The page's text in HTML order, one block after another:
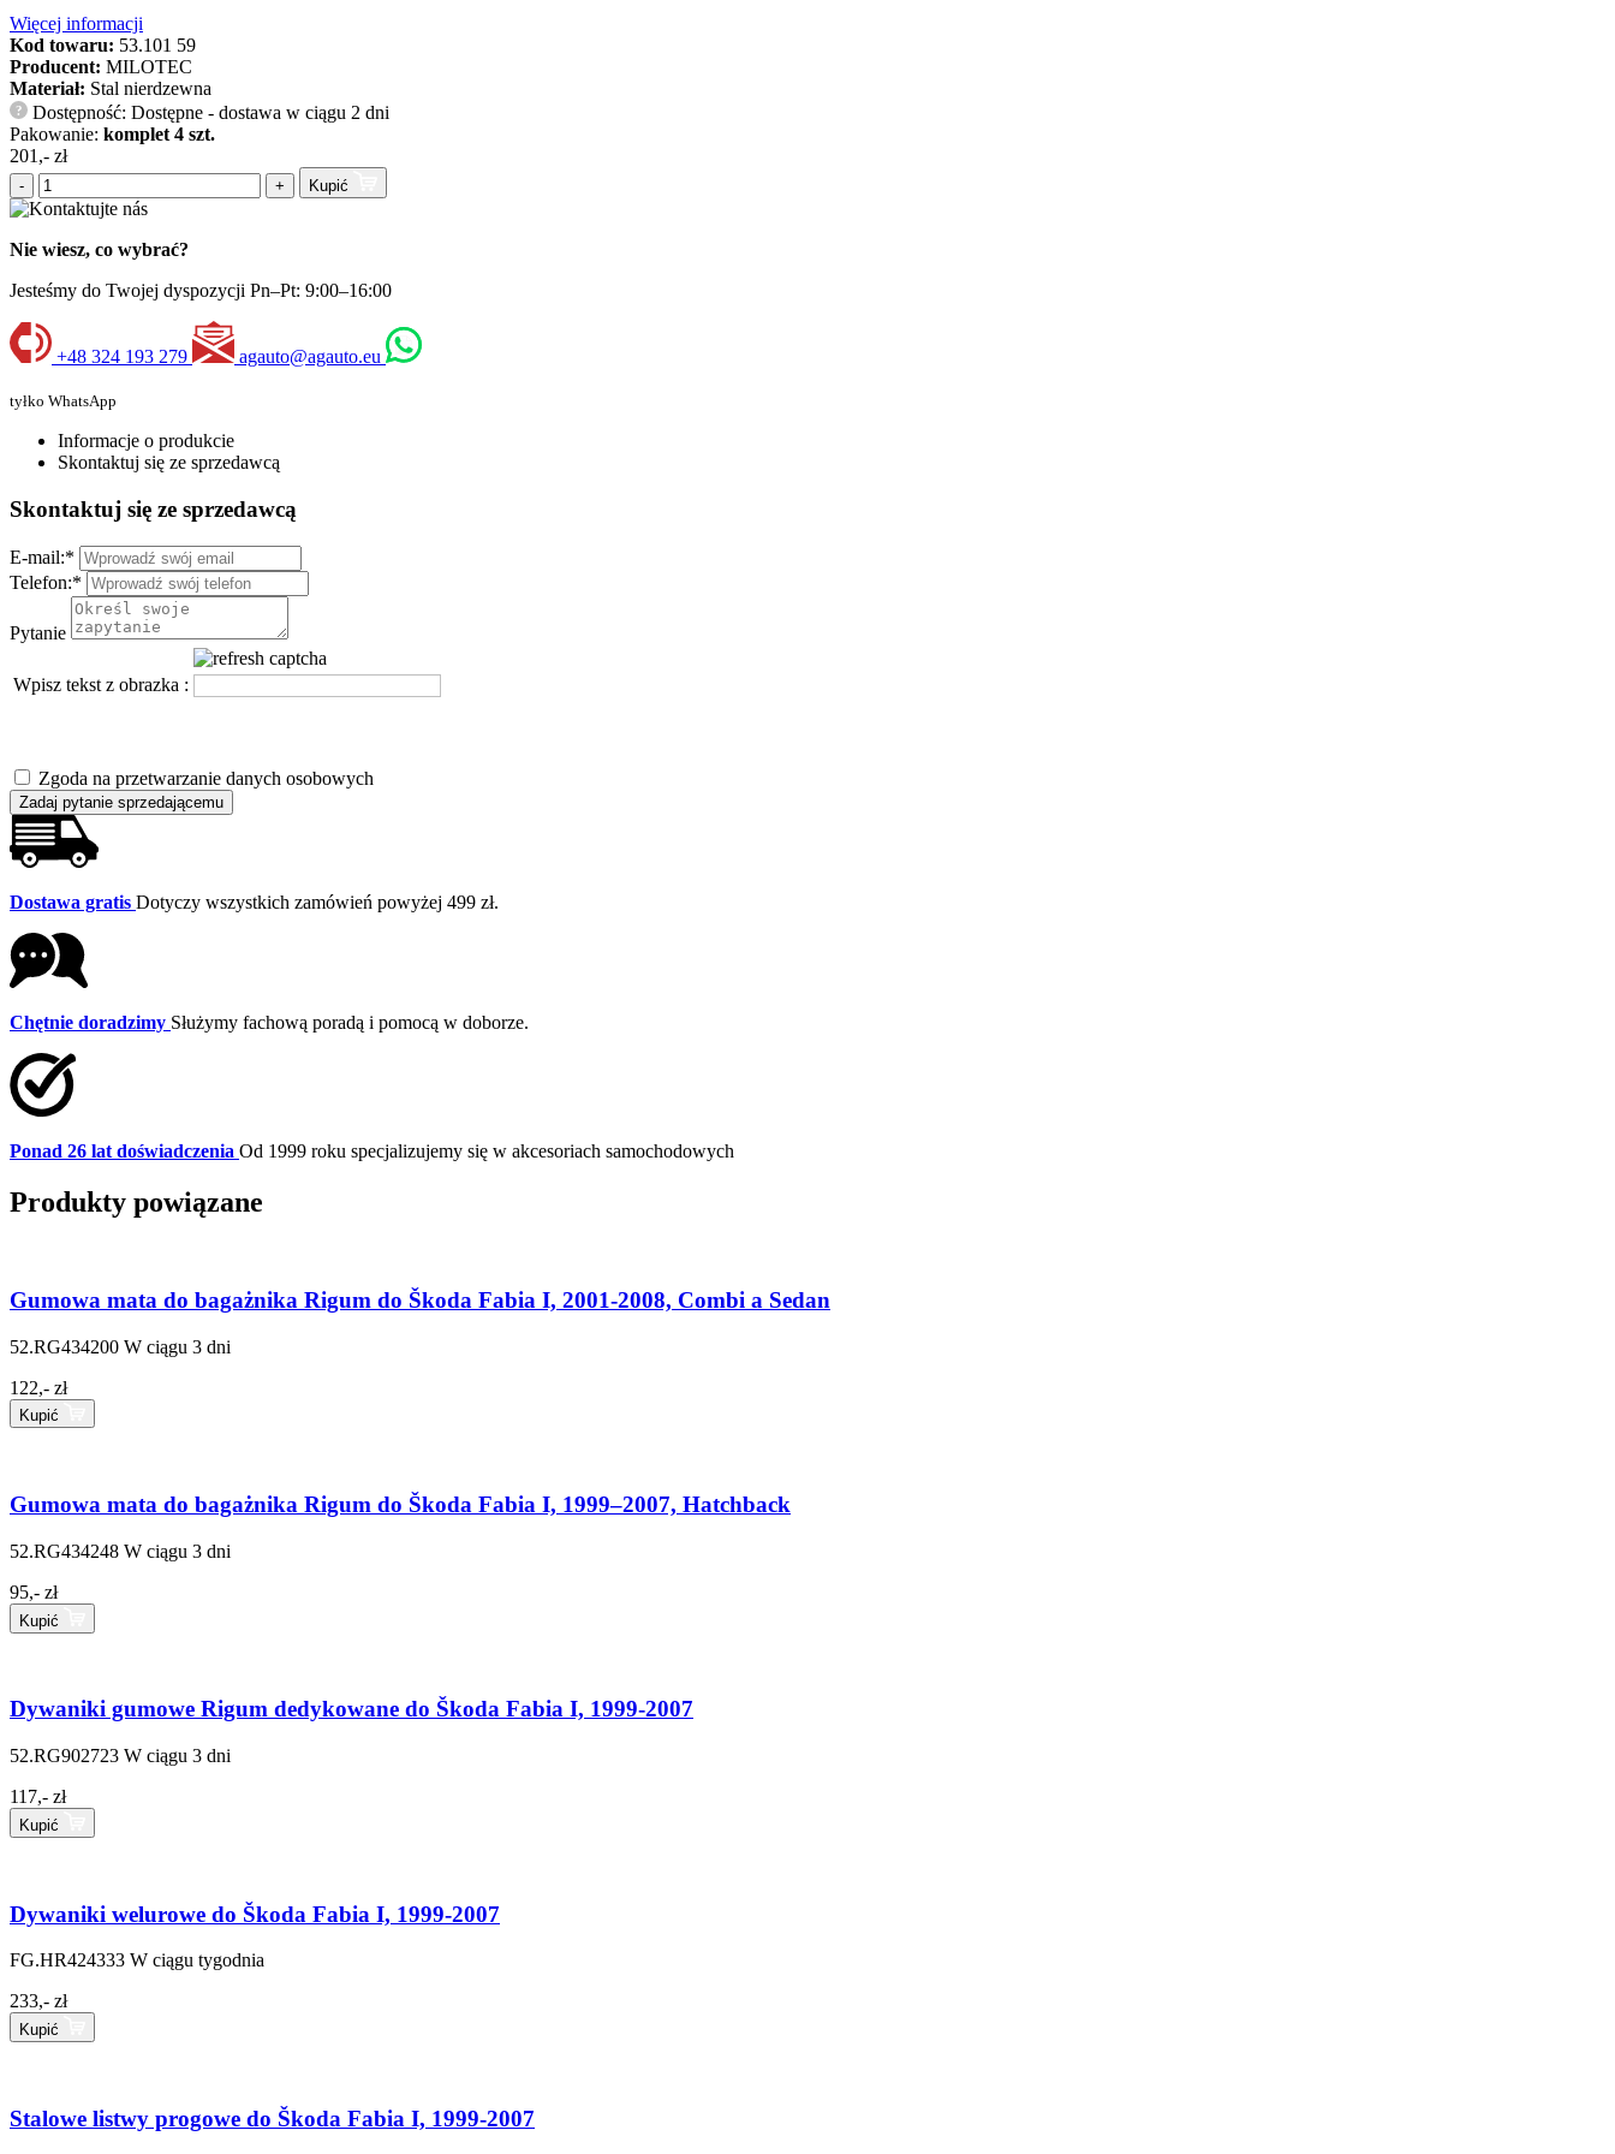
Więcej informacji
Kod towaru: 53.101 59
Producent: MILOTEC
Materiał: Stal nierdzewna
?
Dostępność: Dostępne - dostawa w ciągu 2 dni
Pakowanie: komplet 4 szt.
201,- zł
- + Kupić
Nie wiesz, co wybrać?
Jesteśmy do Twojej dyspozycji Pn–Pt: 9:00–16:00
+48 324 193 279 agauto@agauto.eu
tyłko WhatsApp
Informacje o produkcie
Skontaktuj się ze sprzedawcą
Skontaktuj się ze sprzedawcą
E-mail:*
Telefon:*
Pytanie
Wpisz tekst z obrazka :
Zgoda na przetwarzanie danych osobowych
Zadaj pytanie sprzedającemu
Dostawa gratis Dotyczy wszystkich zamówień powyżej 499 zł.
Chętnie doradzimy Służymy fachową poradą i pomocą w doborze.
Ponad 26 lat doświadczenia Od 1999 roku specjalizujemy się w akcesoriach samochodowych
Produkty powiązane
Gumowa mata do bagażnika Rigum do Škoda Fabia I, 2001-2008, Combi a Sedan
52.RG434200 W ciągu 3 dni
122,- zł
Kupić
Gumowa mata do bagażnika Rigum do Škoda Fabia I, 1999–2007, Hatchback
52.RG434248 W ciągu 3 dni
95,- zł
Kupić
Dywaniki gumowe Rigum dedykowane do Škoda Fabia I, 1999-2007
52.RG902723 W ciągu 3 dni
117,- zł
Kupić
Dywaniki welurowe do Škoda Fabia I, 1999-2007
FG.HR424333 W ciągu tygodnia
233,- zł
Kupić
Stalowe listwy progowe do Škoda Fabia I, 1999-2007